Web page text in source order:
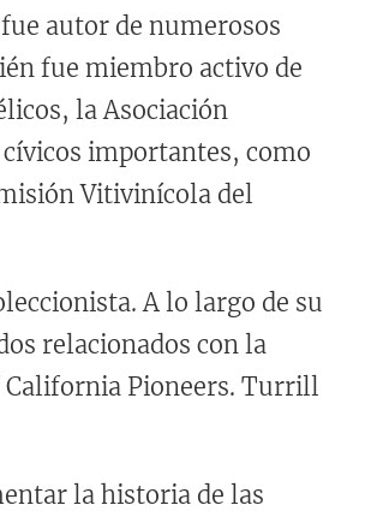
autor de numerosos
fue miembro activo de
la Asociación
cívicos importantes, como
Vitivinícola del
A lo largo de su
relacionados con la
Pioneers. Turrill
la historia de las